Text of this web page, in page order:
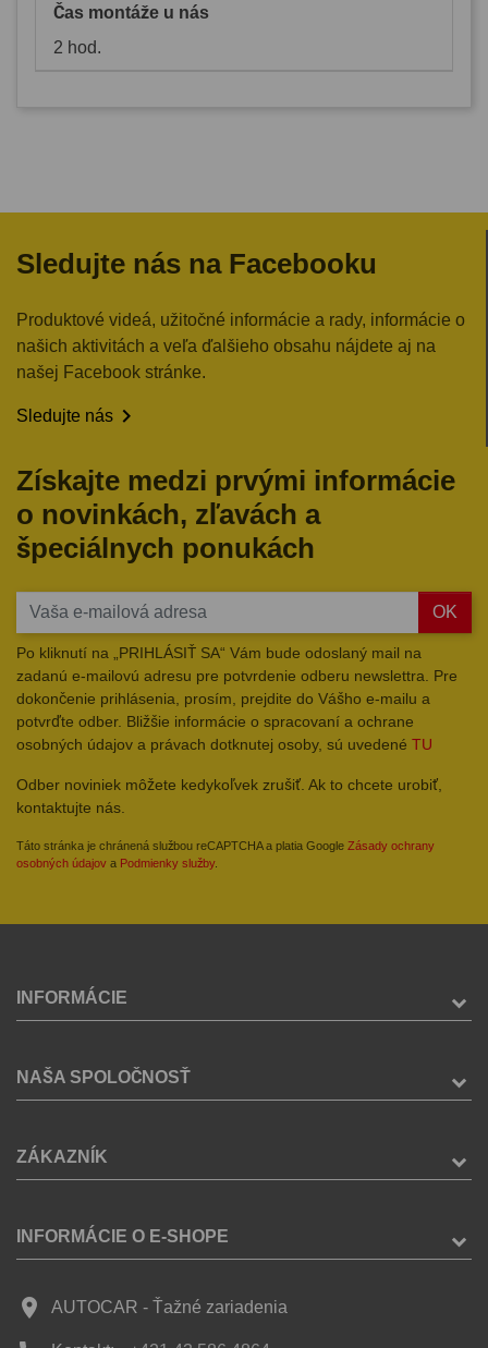
Čas montáže u nás
2 hod.
Sledujte nás na Facebooku
Produktové videá, užitočné informácie a rady, informácie o
našich aktivitách a veľa ďalšieho obsahu nájdete aj na
našej Facebook stránke.
Sledujte nás 
Získajte medzi prvými informácie
o novinkách, zľavách a
špeciálnych ponukách
OK
Po kliknutí na „PRIHLÁSIŤ SA“ Vám bude odoslaný mail na
zadanú e-mailovú adresu pre potvrdenie odberu newslettra. Pre
dokončenie prihlásenia, prosím, prejdite do Vášho e-mailu a
potvrďte odber. Bližšie informácie o spracovaní a ochrane
osobných údajov a právach dotknutej osoby, sú uvedené TU
Odber noviniek môžete kedykoľvek zrušiť. Ak to chcete urobiť,
kontaktujte nás.
Táto stránka je chránená službou reCAPTCHA a platia Google Zásady ochrany
osobných údajov a Podmienky služby.
INFORMÁCIE
NAŠA SPOLOČNOSŤ
ZÁKAZNÍK
INFORMÁCIE O E-SHOPE
place AUTOCAR - Ťažné zariadenia